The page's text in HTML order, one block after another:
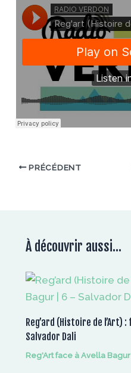
PRÉCÉDENT
À découvrir aussi...
Reg’ard (Histoire de l’Art)
Salvador Dali
Reg'Art face à Avella Bagur